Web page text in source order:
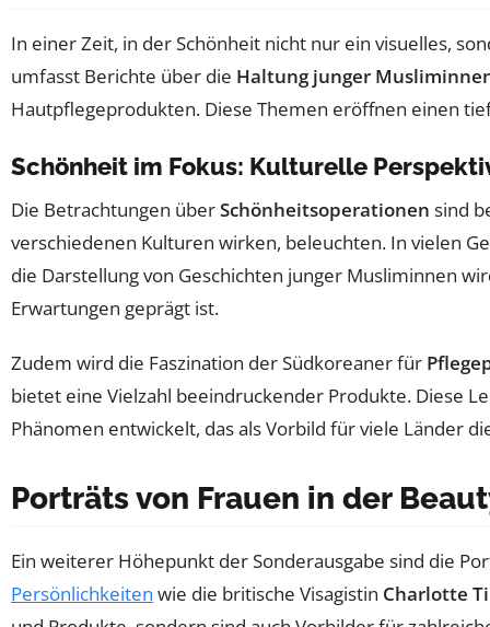
In einer Zeit, in der Schönheit nicht nur ein visuelles,
umfasst Berichte über die Haltung junger
Hautpflegeprodukten. Diese Themen eröffnen einen
Schönheit im Fokus: Kulturelle
Die Betrachtungen überSchönheitsoperationen sind
verschiedenen Kulturen wirken, beleuchten. In vielen
die Darstellung von Geschichten junger Musliminnen
Erwartungen geprägt ist.
Zudem wird die Faszination der Südkoreaner für
bietet eine Vielzahl beeindruckender Produkte. Diese
Phänomen entwickelt, das als Vorbild für viele Länder
Porträts von Frauen in der
Ein weiterer Höhepunkt der Sonderausgabe sind die
Persönlichkeiten wie die britische Visagistin Charlotte